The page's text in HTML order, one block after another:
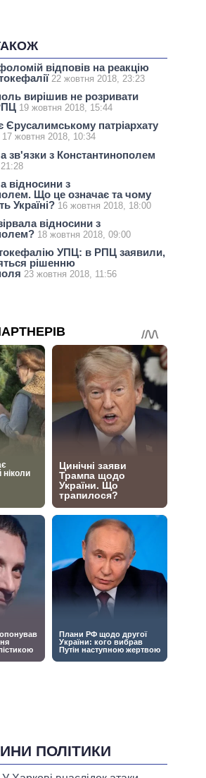
відповів на реакцію
22 жовтня 2018, 23:23
вирішив не розривати
19 жовтня 2018, 15:44
Єрусалимському патріархату
17 жовтня 2018, 10:34
зв'язки з Константинополем
відносини з
Що це означає та чому
Україні? 16 жовтня 2018, 18:00
відносини з
18 жовтня 2018, 09:00
УПЦ: в РПЦ заявили,
рішенню
23 жовтня 2018, 11:56
ПОЛІТИКИ